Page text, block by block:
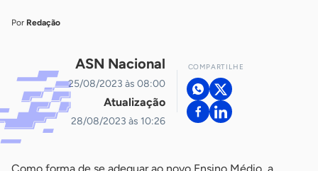
Por Redação
ASN Nacional
25/08/2023 às 08:00
Atualização
28/08/2023 às 10:26
COMPARTILHE